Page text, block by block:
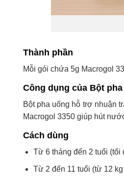
Thành phần
Mỗi gói chứa 5g Macrogol
Công dụng của Bột
Bột pha uống hỗ trợ nhuận
Macrogol 3350 giúp hút
Cách dùng
Từ 6 tháng đến 2 tuổi (tối
Từ 2 đến 11 tuổi (từ 12